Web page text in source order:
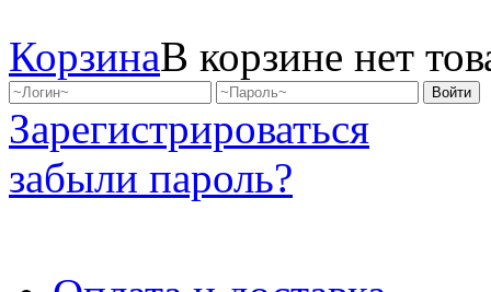
КорзинаВ корзине нет
Зарегистрироваться
забыли пароль?